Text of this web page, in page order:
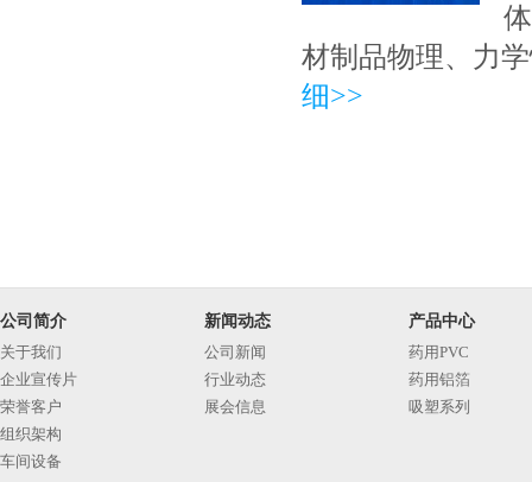
材制品物理、力
细>>
公司简介
关于我们
企业宣传片
荣誉客户
组织架构
车间设备
新闻动态
公司新闻
行业动态
展会信息
产品中心
药用PVC
药用铝箔
吸塑系列